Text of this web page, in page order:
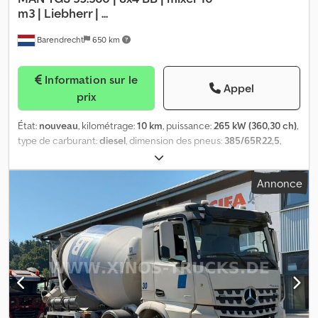
Barendrecht 650 km
m3 | Liebherr | ...
prix
Appel
État: nouveau, kilométrage:10 km, puissance:265 kW (360,30 ch),
type de carburant:diesel, dimension des pneus: 385/65R22,5,
, empattement:
diesel, capacité du réservoir de carburant:400 l, couleur:blanc,
cabine courte, type d'engrenage:
, nombre de vitesses:12, classe d'émission:Euro 6
lame parabolique (ressort), volume de l'espace de
chargement:10 m³, Année de construction: 2024, Équipement:
AdBlue, EBS (Système de freinage électronique), direction
assistée, régulation électrique des vitres, verrouillage
centralisé, = Autres options et équipements = - Prise de force
(PTO) - Radio/lecteur CD = Informations complémentaires =
Informations générales Année de construction : 2024
Annonce